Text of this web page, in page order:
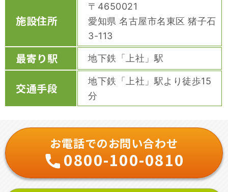
施設住所
〒4650021
愛知県 名古屋市名東区 猪子石
3-113
最寄り駅 地下鉄「上社」駅
交通手段
地下鉄「上社」駅より徒歩15
分
お電話でのお問い合わせ
0800-100-0810